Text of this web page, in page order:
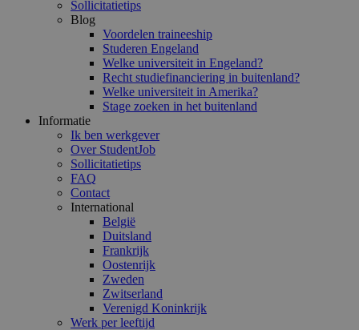
Sollicitatietips
Blog
Voordelen traineeship
Studeren Engeland
Welke universiteit in Engeland?
Recht studiefinanciering in buitenland?
Welke universiteit in Amerika?
Stage zoeken in het buitenland
Informatie
Ik ben werkgever
Over StudentJob
Sollicitatietips
FAQ
Contact
International
België
Duitsland
Frankrijk
Oostenrijk
Zweden
Zwitserland
Verenigd Koninkrijk
Werk per leeftijd